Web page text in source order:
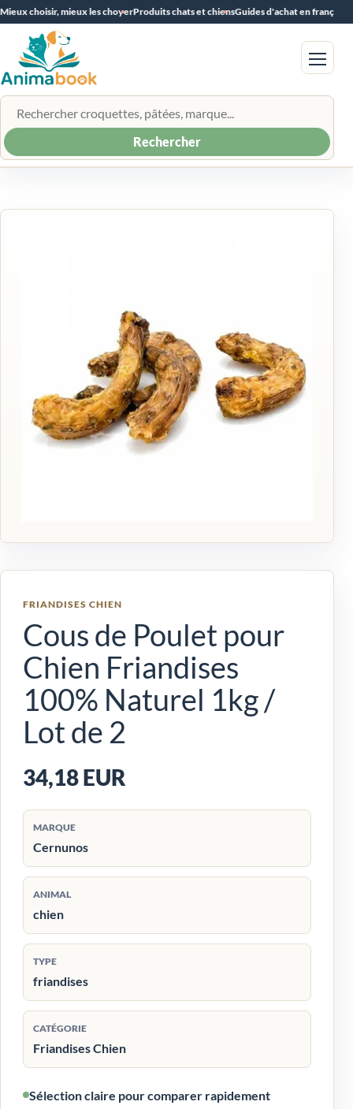
Mieux choisir, mieux les choyerProduits chats et chiensGuides d'achat en français
Rechercher un produit
Rechercher
Menu
FRIANDISES CHIEN
Cous de Poulet pour
Chien Friandises
100% Naturel 1kg /
Lot de 2
34,18 EUR
MARQUE
Cernunos
ANIMAL
chien
TYPE
friandises
CATÉGORIE
Friandises Chien
Sélection claire pour comparer rapidement